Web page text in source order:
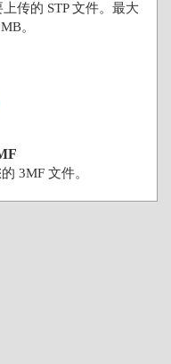
传的 STP 文件。最大
。
3MF 文件。